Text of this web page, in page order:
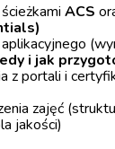
ACS
i jak
z portali i
zajęć
jakości)